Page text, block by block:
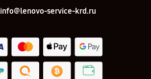
info@lenovo-service-krd.ru